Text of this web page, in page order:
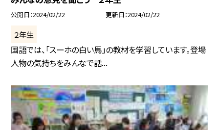
公開日 2024/02/22 更新日 2024/02/22
２年生
国語では、「スーホの白い馬」の教材を学習しています。登場
人物の気持ちをみんなで話...